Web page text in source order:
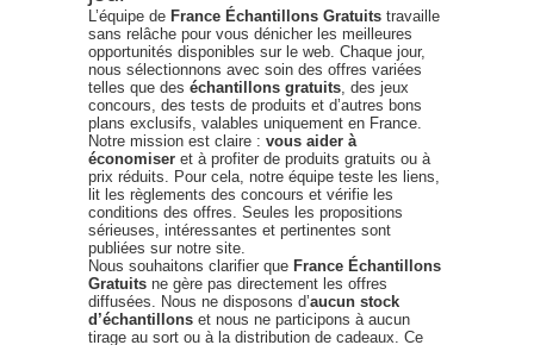
L’équipe de France Échantillons Gratuits travaille
sans relâche pour vous dénicher les meilleures
opportunités disponibles sur le web. Chaque jour,
nous sélectionnons avec soin des offres variées
telles que des échantillons gratuits, des jeux
concours, des tests de produits et d’autres bons
plans exclusifs, valables uniquement en France.
Notre mission est claire : vous aider à
économiser et à profiter de produits gratuits ou à
prix réduits. Pour cela, notre équipe teste les liens,
lit les règlements des concours et vérifie les
conditions des offres. Seules les propositions
sérieuses, intéressantes et pertinentes sont
publiées sur notre site.
Nous souhaitons clarifier que France Échantillons
Gratuits ne gère pas directement les offres
diffusées. Nous ne disposons d’aucun stock
d’échantillons et nous ne participons à aucun
tirage au sort ou à la distribution de cadeaux. Ce